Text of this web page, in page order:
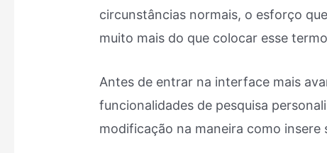
circunstâncias normais, o esforço
muito mais do que colocar esse
Antes de entrar na interface mais
funcionalidades de pesquisa
modificação na maneira como insere